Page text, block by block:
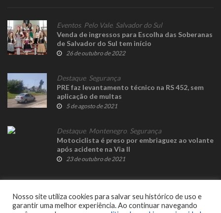
Eventos, Pelo Vale, Salvador do Sul
Venda de ingressos para Escolha das Soberanas
de Salvador do Sul tem início
26 de outubro de 2022
Destaque, Segurança
PRE faz levantamento técnico na RS 452, sem
aplicação de multas
5 de agosto de 2021
Destaque, Montenegro Segurança
Motociclista é preso por embriaguez ao volante
após acidente na Via II
23 de outubro de 2021
Nosso site utiliza cookies para salvar seu histórico de uso e
garantir uma melhor experiência. Ao continuar navegando